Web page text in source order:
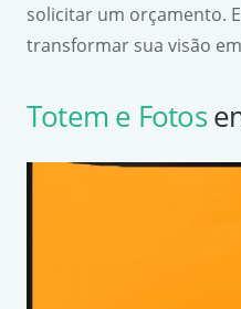
solicitar um orçamento.
transformar sua visão
Totem e Fotos